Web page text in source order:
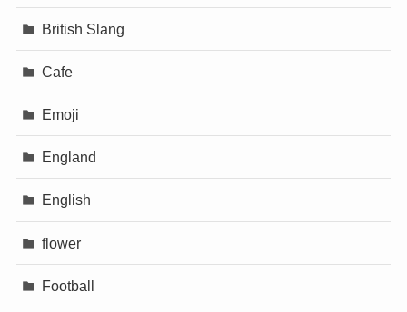
British Slang
Cafe
Emoji
England
English
flower
Football